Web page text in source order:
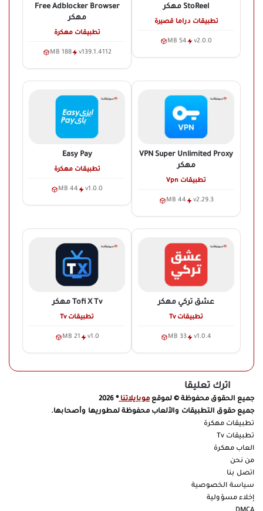
Free Adblocker Browser
مهكر
تطبيقات مهكرة
v139.1.4112
188 MB
StoReel مهكر
تطبيقات دراما قصيرة
v2.0.0
54 MB
Easy Pay
تطبيقات مهكرة
v1.0.0
44 MB
VPN Super Unlimited Proxy
مهكر
تطبيقات Vpn
v2.29.3
44 MB
Tofi X Tv مهكر
تطبيقات Tv
v1.0
21 MB
عشق تركي مهكر
تطبيقات Tv
v1.0.4
33 MB
اترك تعليقا
جميع الحقوق محفوظة © لموقع موبايلاتنا® 2026
جميع حقوق التطبيقات والألعاب محفوظة لمطوريها وأصحابها.
تطبيقات مهكرة
تطبيقات Tv
العاب مهكرة
من نحن
اتصل بنا
سياسة الخصوصية
إخلاء مسؤولية